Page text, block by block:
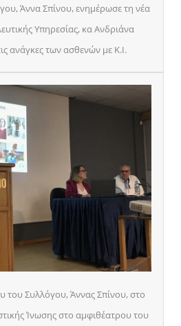
Άννα Σπίνου, ενημέρωσε τη νέα
Υπηρεσίας, κα Ανδριάνα
ανάγκες των ασθενών με Κ.Ι.
του Συλλόγου, Άννας Σπίνου, στο
Ίνωσης στο αμφιθέατρου του